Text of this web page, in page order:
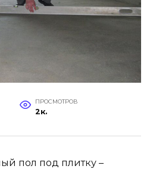
ПРОСМОТРОВ
2к.
пол под плитку –